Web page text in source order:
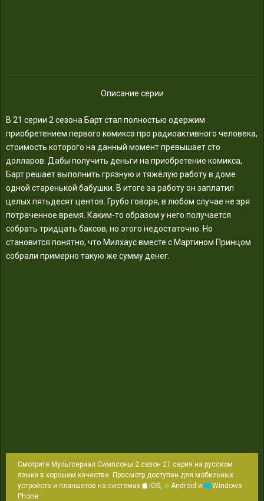
Описание серии
В 21 серии 2 сезона Барт стал полностью одержим
приобретением первого комикса про радиоактивного человека,
стоимость которого на данный момент превышает сто
долларов. Дабы получить деньги на приобретение комикса,
Барт решает выполнить грязную и тяжёлую работу в доме
одной старенькой бабушки. В итоге за работу он заплатил
целых пятьдесят центов. Грубо говоря, в любом случае не зря
потраченное время. Каким-то образом у него получается
собрать тридцать баксов, но этого недостаточно. Но
становится понятно, что Милхаус вместе с Мартином Принцом
собрали примерно такую же сумму денег.
Смотрите Мультсериал Симпсоны 2 сезон 21 серия на русском
языке в хорошем качестве. Просмотр доступен для мобильных
устройств и планшетов на системах
iOS, Android и
Windows
Phone